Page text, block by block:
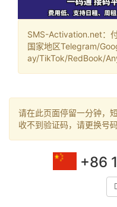
SMS-Activation.net：
国家地区Telegram/
ay/TikTok/RedBook/
请在此页面停留一分钟，
收不到验证码，请更换号码
+86